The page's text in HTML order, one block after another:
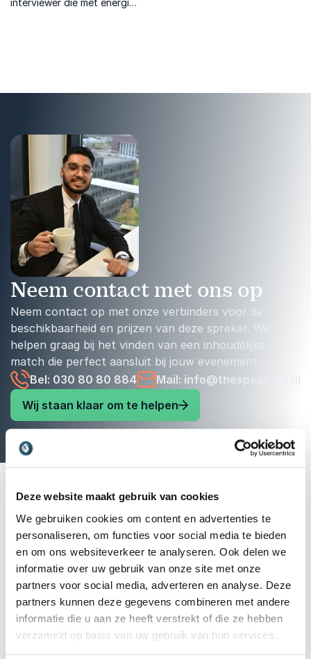
Deze website maakt gebruik van cookies
We gebruiken cookies om content en advertenties te
personaliseren, om functies voor social media te bieden
en om ons websiteverkeer te analyseren. Ook delen we
informatie over uw gebruik van onze site met onze
partners voor social media, adverteren en analyse. Deze
partners kunnen deze gegevens combineren met andere
informatie die u aan ze heeft verstrekt of die ze hebben
verzameld op basis van uw gebruik van hun services.
interviewer die met energie
Neem contact met ons op
Neem contact op met onze verbinders voor de
beschikbaarheid en prijzen van deze spreker. We
helpen graag bij het vinden van een inhoudelijke
match die perfect aansluit bij jouw evenement.
Bel: 030 80 80 884
Mail: info@thespeakers.nl
Wij staan klaar om te helpen
Vrijblijvend advies voor het kiezen
van de beste spreker of